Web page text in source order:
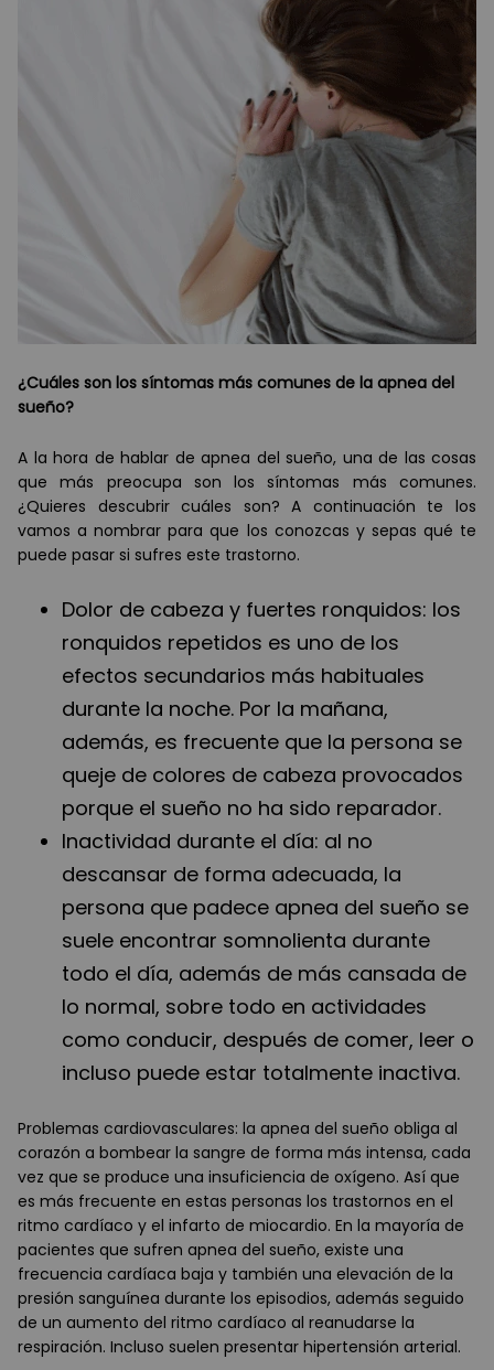
¿Cuáles son los síntomas más comunes de la apnea del
sueño?
A la hora de hablar de apnea del sueño, una de las cosas
que más preocupa son los síntomas más comunes.
¿Quieres descubrir cuáles son? A continuación te los
vamos a nombrar para que los conozcas y sepas qué te
puede pasar si sufres este trastorno.
Dolor de cabeza y fuertes ronquidos: los
ronquidos repetidos es uno de los
efectos secundarios más habituales
durante la noche. Por la mañana,
además, es frecuente que la persona se
queje de colores de cabeza provocados
porque el sueño no ha sido reparador.
Inactividad durante el día: al no
descansar de forma adecuada, la
persona que padece apnea del sueño se
suele encontrar somnolienta durante
todo el día, además de más cansada de
lo normal, sobre todo en actividades
como conducir, después de comer, leer o
incluso puede estar totalmente inactiva.
Problemas cardiovasculares: la apnea del sueño obliga al
corazón a bombear la sangre de forma más intensa, cada
vez que se produce una insuficiencia de oxígeno. Así que
es más frecuente en estas personas los trastornos en el
ritmo cardíaco y el infarto de miocardio. En la mayoría de
pacientes que sufren apnea del sueño, existe una
frecuencia cardíaca baja y también una elevación de la
presión sanguínea durante los episodios, además seguido
de un aumento del ritmo cardíaco al reanudarse la
respiración. Incluso suelen presentar hipertensión arterial.